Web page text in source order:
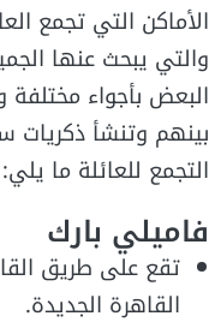
الأماكن التي تجمع
والتي يبحث عنها
البعض بأجواء
بينهم وتنشأ
التجمع للعائلة ما يلي:
فاميلي بارك
تقع على طريق
القاهرة الجديدة.